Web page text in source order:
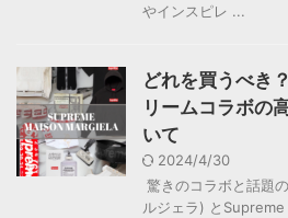
やインスピレ ...
どれを買うべき
リームコラボの
いて
2024/4/30
驚きのコラボと話題
ルジェラ) と